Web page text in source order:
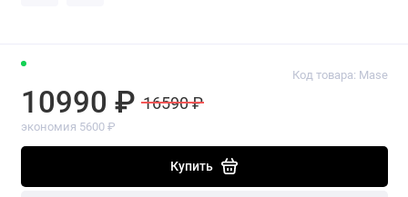
Код товара: Mase
10990 ₽ 16590 ₽
экономия 5600 ₽
Купить